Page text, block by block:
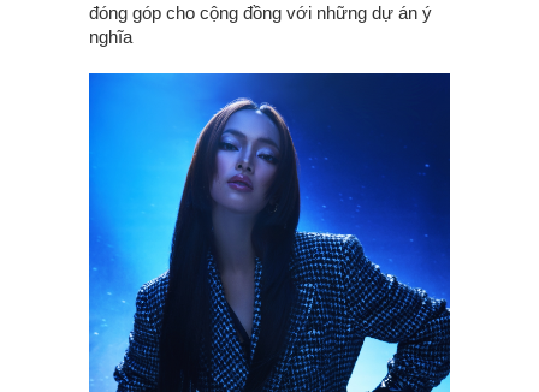
đóng góp cho cộng đồng với những dự án ý
nghĩa